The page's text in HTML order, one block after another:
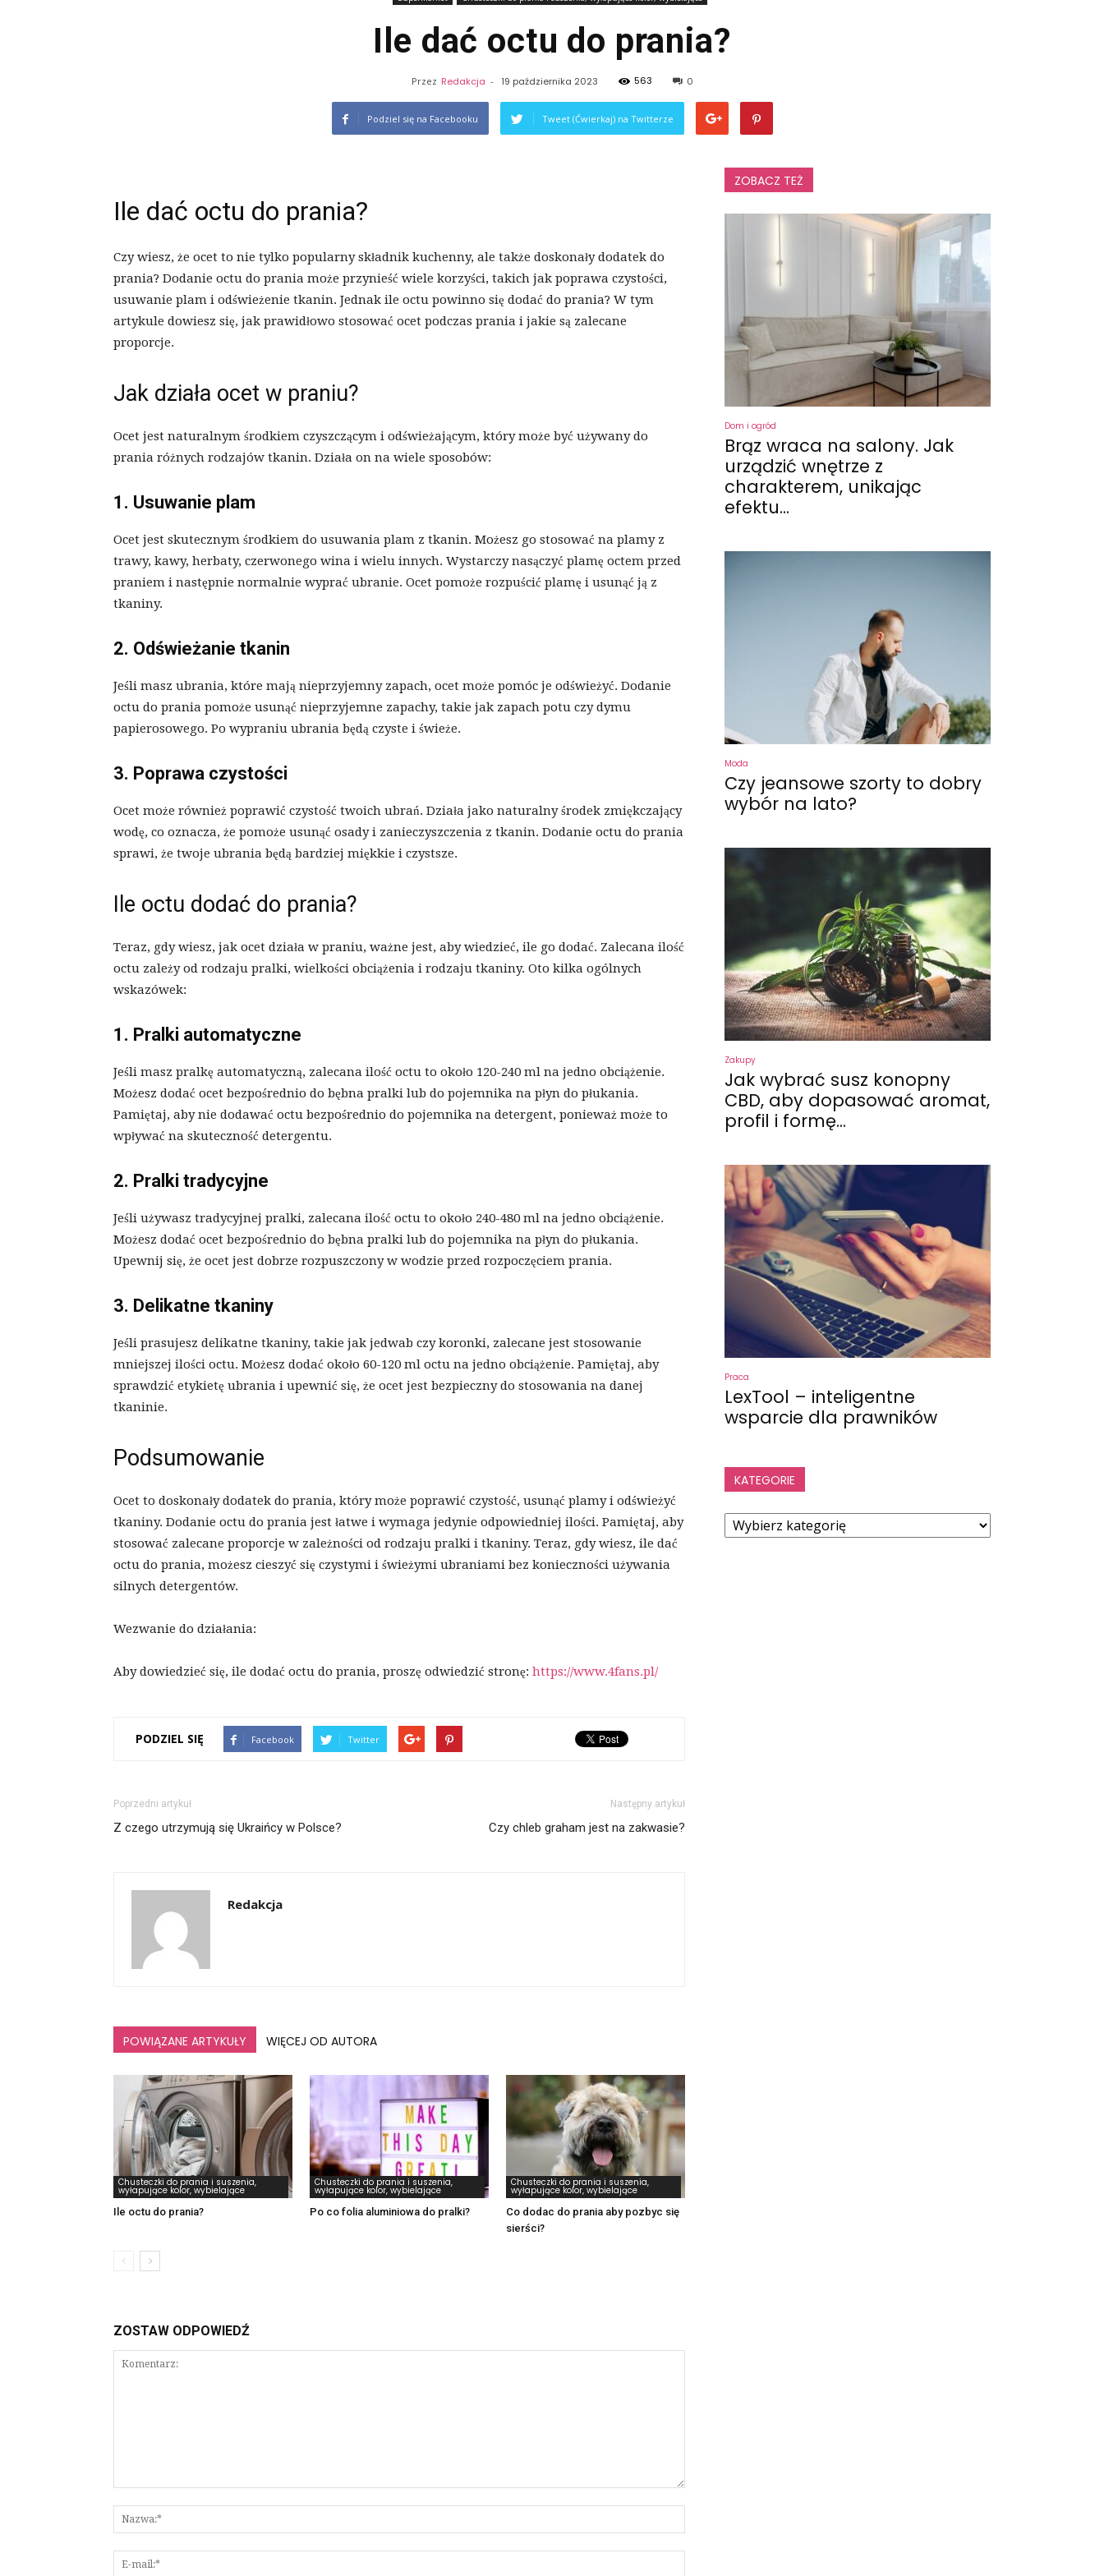
Ile dać octu do prania?
Przez Redakcja - 19 października 2023 563 0
Podziel się na Facebooku Tweet (Ćwierkaj) na Twitterze
Ile dać octu do prania?
Czy wiesz, że ocet to nie tylko popularny składnik kuchenny, ale także doskonały dodatek do
prania? Dodanie octu do prania może przynieść wiele korzyści, takich jak poprawa czystości,
usuwanie plam i odświeżenie tkanin. Jednak ile octu powinno się dodać do prania? W tym
artykule dowiesz się, jak prawidłowo stosować ocet podczas prania i jakie są zalecane
proporcje.
Jak działa ocet w praniu?
Ocet jest naturalnym środkiem czyszczącym i odświeżającym, który może być używany do
prania różnych rodzajów tkanin. Działa on na wiele sposobów:
1. Usuwanie plam
Ocet jest skutecznym środkiem do usuwania plam z tkanin. Możesz go stosować na plamy z
trawy, kawy, herbaty, czerwonego wina i wielu innych. Wystarczy nasączyć plamę octem przed
praniem i następnie normalnie wyprać ubranie. Ocet pomoże rozpuścić plamę i usunąć ją z
tkaniny.
2. Odświeżanie tkanin
Jeśli masz ubrania, które mają nieprzyjemny zapach, ocet może pomóc je odświeżyć. Dodanie
octu do prania pomoże usunąć nieprzyjemne zapachy, takie jak zapach potu czy dymu
papierosowego. Po wypraniu ubrania będą czyste i świeże.
3. Poprawa czystości
Ocet może również poprawić czystość twoich ubrań. Działa jako naturalny środek zmiękczający
wodę, co oznacza, że ​​pomoże usunąć osady i zanieczyszczenia z tkanin. Dodanie octu do prania
sprawi, że twoje ubrania będą bardziej miękkie i czystsze.
Ile octu dodać do prania?
Teraz, gdy wiesz, jak ocet działa w praniu, ważne jest, aby wiedzieć, ile go dodać. Zalecana ilość
octu zależy od rodzaju pralki, wielkości obciążenia i rodzaju tkaniny. Oto kilka ogólnych
wskazówek:
1. Pralki automatyczne
Jeśli masz pralkę automatyczną, zalecana ilość octu to około 120-240 ml na jedno obciążenie.
Możesz dodać ocet bezpośrednio do bębna pralki lub do pojemnika na płyn do płukania.
Pamiętaj, aby nie dodawać octu bezpośrednio do pojemnika na detergent, ponieważ może to
wpływać na skuteczność detergentu.
2. Pralki tradycyjne
Jeśli używasz tradycyjnej pralki, zalecana ilość octu to około 240-480 ml na jedno obciążenie.
Możesz dodać ocet bezpośrednio do bębna pralki lub do pojemnika na płyn do płukania.
Upewnij się, że ocet jest dobrze rozpuszczony w wodzie przed rozpoczęciem prania.
3. Delikatne tkaniny
Jeśli prasujesz delikatne tkaniny, takie jak jedwab czy koronki, zalecane jest stosowanie
mniejszej ilości octu. Możesz dodać około 60-120 ml octu na jedno obciążenie. Pamiętaj, aby
sprawdzić etykietę ubrania i upewnić się, że ocet jest bezpieczny do stosowania na danej
tkaninie.
Podsumowanie
Ocet to doskonały dodatek do prania, który może poprawić czystość, usunąć plamy i odświeżyć
tkaniny. Dodanie octu do prania jest łatwe i wymaga jedynie odpowiedniej ilości. Pamiętaj, aby
stosować zalecane proporcje w zależności od rodzaju pralki i tkaniny. Teraz, gdy wiesz, ile dać
octu do prania, możesz cieszyć się czystymi i świeżymi ubraniami bez konieczności używania
silnych detergentów.
Wezwanie do działania:
Aby dowiedzieć się, ile dodać octu do prania, proszę odwiedzić stronę: https://www.4fans.pl/
PODZIEL SIĘ Facebook Twitter
Poprzedni artykuł
Z czego utrzymują się Ukraińcy w Polsce?
Następny artykuł
Czy chleb graham jest na zakwasie?
Redakcja
POWIĄZANE ARTYKUŁY WIĘCEJ OD AUTORA
Chusteczki do prania i suszenia,
wyłapujące kolor, wybielające
Ile octu do prania?
Chusteczki do prania i suszenia,
wyłapujące kolor, wybielające
Po co folia aluminiowa do pralki?
Chusteczki do prania i suszenia,
wyłapujące kolor, wybielające
Co dodac do prania aby pozbyc się
sierści?
ZOSTAW ODPOWIEDŹ
ZOBACZ TEŻ
Dom i ogród
Brąz wraca na salony. Jak
urządzić wnętrze z
charakterem, unikając
efektu...
Moda
Czy jeansowe szorty to dobry
wybór na lato?
Zakupy
Jak wybrać susz konopny
CBD, aby dopasować aromat,
profil i formę...
Praca
LexTool – inteligentne
wsparcie dla prawników
KATEGORIE
Kategorie